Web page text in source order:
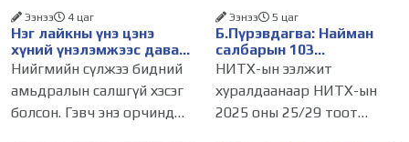
Нэг лайкны үнэ цэнэ
хүний үнэлэмжээс давах
болсон уу?
Ээнээ 4 цаг
Нийгмийн сүлжээ бидний
амьдралын салшгүй хэсэг
болсон. Гэвч энэ орчинд
Б.Пүрэвдагва: Найман
салбарын 103
үйлчилгээний
бүртгэлийг цуцалснаар
бизнес эрхлэхэд таатай
нөхцөл бүрдэнэ
Ээнээ 5 цаг
НИТХ-ын ээлжит
хуралдаанаар НИТХ-ын
2025 оны 25/29 тоот